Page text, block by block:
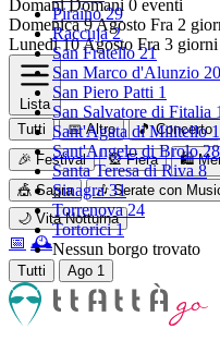
Piraino 29
Raccuja 2
San Fratello 21
San Marco d'Alunzio 20
San Piero Patti 1
San Salvatore di Fitalia 1
Sant'Agata di Militello 1
Sant'Angelo di Brolo 28
Santa Teresa di Riva 8
Sinagra 31
Torrenova 24
Tortorici 1
Nessun borgo trovato
Domani Domani 0 eventi
Domenica 9 Agosto Fra 2
Lunedì 10 Agosto Fra 3 giorni
Lista
Tutti
📅 Altro 🎵 Concerto
🎉 Festival
🎡 Fiera 🛍️
🎪 Sagra
🎶 Serate con
🌙 Vita Notturna
📅 🕰
Tutti Ago 1